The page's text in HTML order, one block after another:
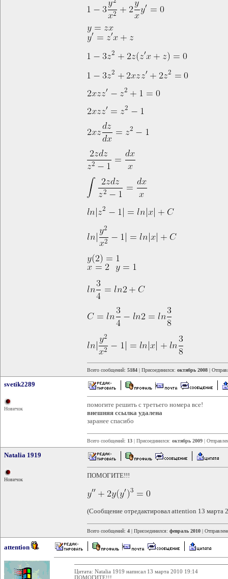
Всего сообщений: 5184 | Присоединился: октябрь 2008 |
svetik2289
Новичок
помогите решить с третьего номера все!
внешняя ссылка удалена
заранее спасибо
Всего сообщений: 13 | Присоединился: октябрь 2009 |
Natalia 1919
Новичок
ПОМОГИТЕ!!!
(Сообщение отредактировал attention 13 марта
Всего сообщений: 4 | Присоединился: февраль 2010 |
attention
Цитата: Natalia 1919 написал 13 марта 2010 19:14
ПОМОГИТЕ!!!